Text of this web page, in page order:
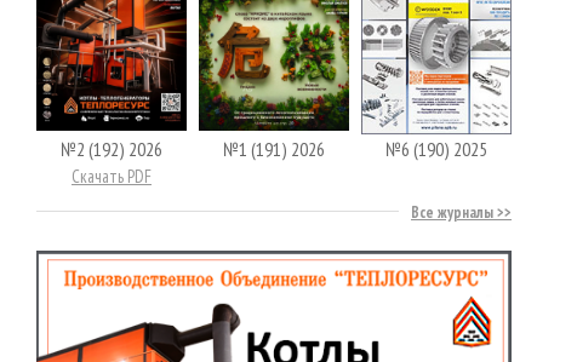
№2 (192) 2026
Скачать PDF
№1 (191) 2026 №6 (190) 2025
Все журналы